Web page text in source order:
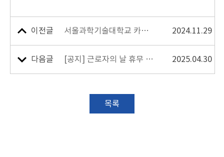
이전글 서울과학기술대학교 카카오채널 안내 2024.11.29
다음글 [공지] 근로자의 날 휴무 안내 (5월 1일) 2025.04.30
목록